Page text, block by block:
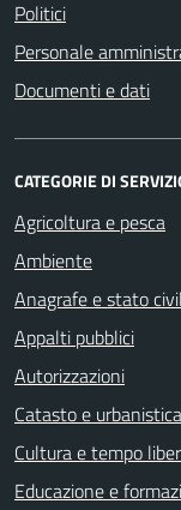
Politici
Personale
Documenti e dati
CATEGORIE DI
Agricoltura e pesca
Ambiente
Anagrafe e stato
Appalti pubblici
Autorizzazioni
Catasto e urbanistica
Cultura e tempo
Educazione e